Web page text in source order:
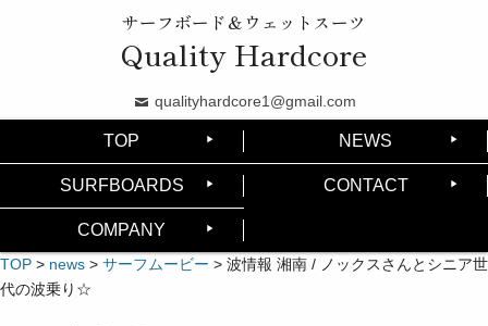
サーフボード＆ウェットスーツ
Quality Hardcore
qualityhardcore1@gmail.com
TOP NEWS
SURFBOARDS CONTACT
COMPANY
TOP > news > サーフムービー > 波情報 湘南 / ノックスさんとシニア世
代の波乗り☆